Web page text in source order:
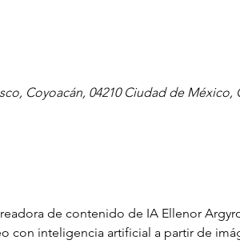
Coyoacán, 04210 Ciudad de México,
de contenido de IA Ellenor
con inteligencia artificial a partir de